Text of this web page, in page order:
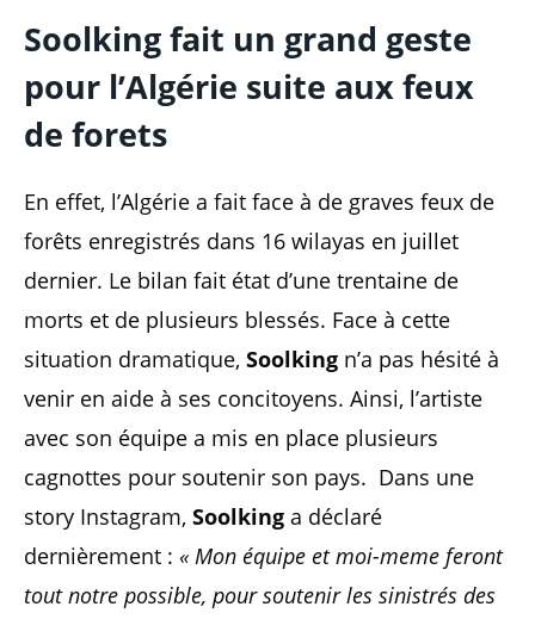
Soolking fait un grand geste
pour l’Algérie suite aux feux
de forets
En effet, l’Algérie a fait face à de graves feux de
forêts enregistrés dans 16 wilayas en juillet
dernier. Le bilan fait état d’une trentaine de
morts et de plusieurs blessés. Face à cette
situation dramatique, Soolking n’a pas hésité à
venir en aide à ses concitoyens. Ainsi, l’artiste
avec son équipe a mis en place plusieurs
cagnottes pour soutenir son pays. Dans une
story Instagram, Soolking a déclaré
dernièrement : « Mon équipe et moi-meme feront
tout notre possible, pour soutenir les sinistrés des